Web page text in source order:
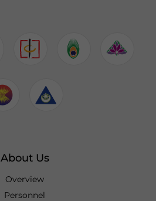
About Us
Overview
Personnel